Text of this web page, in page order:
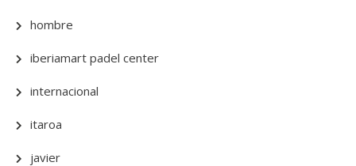
hombre
iberiamart padel center
internacional
itaroa
javier